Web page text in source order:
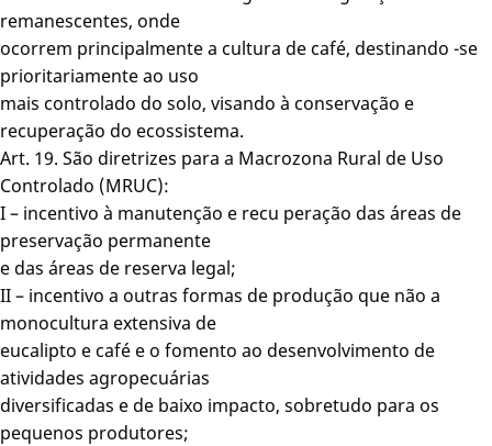
remanescentes, onde
ocorrem principalmente a cultura de café, destinando -se
prioritariamente ao uso
mais controlado do solo, visando à conservação e
recuperação do ecossistema.
Art. 19. São diretrizes para a Macrozona Rural de Uso
Controlado (MRUC):
I – incentivo à manutenção e recu peração das áreas de
preservação permanente
e das áreas de reserva legal;
II – incentivo a outras formas de produção que não a
monocultura extensiva de
eucalipto e café e o fomento ao desenvolvimento de
atividades agropecuárias
diversificadas e de baixo impacto, sobretudo para os
pequenos produtores;